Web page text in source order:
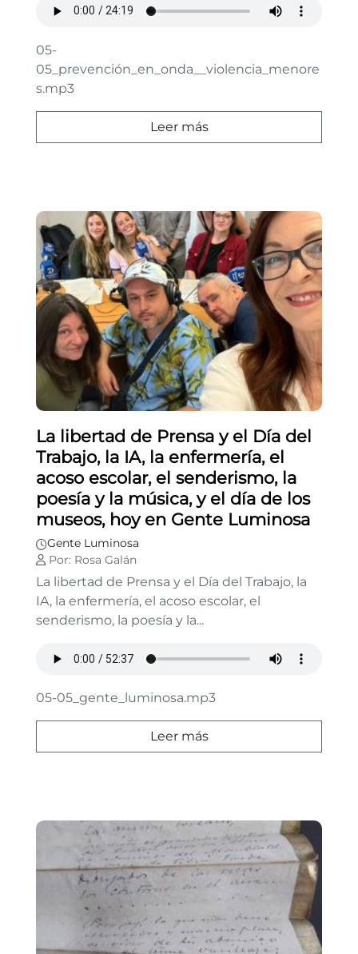
Leer más
05-
05_prevención_en_onda__violencia_menore
s.mp3
La libertad de Prensa y el Día del
Trabajo, la IA, la enfermería, el
acoso escolar, el senderismo, la
poesía y la música, y el día de los
museos, hoy en Gente Luminosa
Gente Luminosa
Por: Rosa Galán
La libertad de Prensa y el Día del Trabajo, la
IA, la enfermería, el acoso escolar, el
senderismo, la poesía y la...
Leer más
05-05_gente_luminosa.mp3